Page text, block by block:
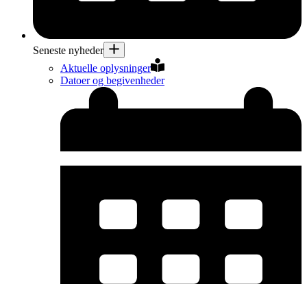
Seneste nyheder
Aktuelle oplysninger
Datoer og begivenheder